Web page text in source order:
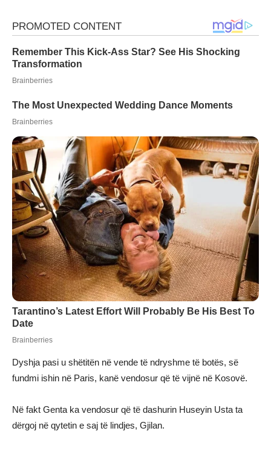
Dyshja pasi u shëtitën në vende të ndryshme të botës, së
fundmi ishin në Paris, kanë vendosur që të vijnë në Kosovë.
Në fakt Genta ka vendosur që të dashurin Huseyin Usta ta
dërgoj në qytetin e saj të lindjes, Gjilan.